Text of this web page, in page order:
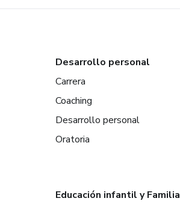
Desarrollo personal
Carrera
Coaching
Desarrollo personal
Oratoria
Educación infantil y Familia